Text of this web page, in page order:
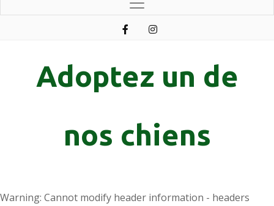
Adoptez un de
nos chiens
Warning: Cannot modify header information - headers